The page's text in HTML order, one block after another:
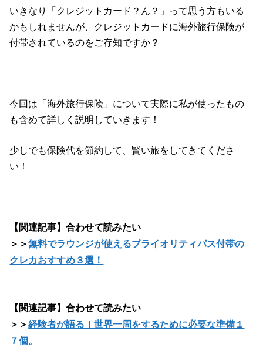
いきなり「クレジットカード？ん？」って思う方もいる
かもしれませんが、クレジットカードに海外旅行保険が
付帯されているのをご存知ですか？
今回は「海外旅行保険」について実際に私が使ったもの
も含めて詳しく説明していきます！
少しでも保険代を節約して、賢い旅をしてきてくださ
い！
【関連記事】合わせて読みたい
＞＞無料でラウンジが使えるプライオリティパス付帯の
クレカおすすめ３選！
【関連記事】合わせて読みたい
＞＞経験者が語る！世界一周をするために必要な準備１
７個。